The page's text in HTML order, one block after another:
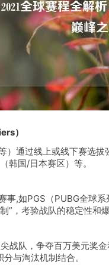
）
通过线上或线下赛选拔
韩国/日本赛区）等。
,如PGS（PUBG全球系
”，考验战队的稳定性和爆
战队，争夺百万美元奖金
与淘汰机制结合。